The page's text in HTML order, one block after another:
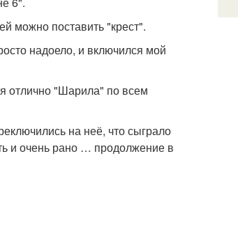
можно поставить "крест".
надоело, и включился мой
отлично "Шарила" по всем
на неё, что сыграло
и очень рано … продолжение в